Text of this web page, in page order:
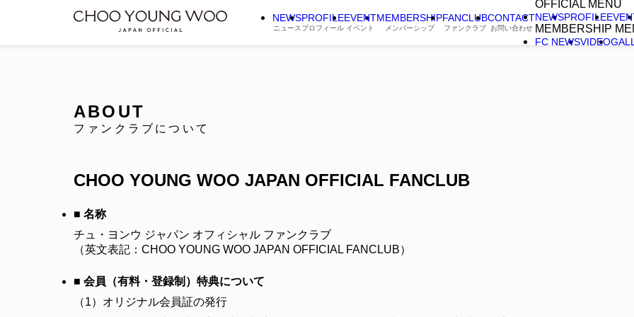
NEWS
ニュース
PROFILE
プロフィール
EVENT
イベント
MEMBERSHIP
メンバーシップ
FANCLUB
ファンクラブ
CONTACT
お問い合わせ
OFFICIAL MENU
NEWSPROFILE
MEMBERSHIP
FC NEWSVIDEO
ABOUT
ファンクラブについて
CHOO YOUNG WOO JAPAN OFFICIAL FANCLUB
■ 名称
チュ・ヨンウ ジャパン オフィシャル ファンクラブ
（英文表記：CHOO YOUNG WOO JAPAN OFFICIAL FANCLUB）
■ 会員（有料・登録制）特典について
（1） オリジナル会員証の発行